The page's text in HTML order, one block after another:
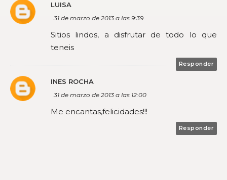
LUISA
31 de marzo de 2013 a las 9:39
Sitios lindos, a disfrutar de todo lo que
teneis
Responder
INES ROCHA
31 de marzo de 2013 a las 12:00
Me encantas,felicidades!!!
Responder